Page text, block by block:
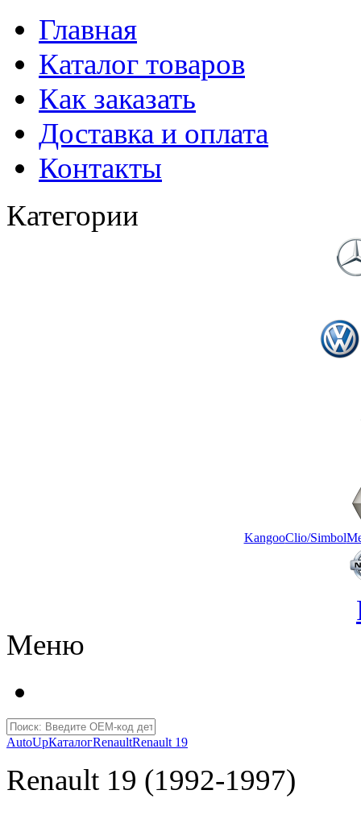
Главная
Каталог товаров
Как заказать
Доставка и оплата
Контакты
Категории
KangooClio/Simbol
Меню
AutoUpКаталогRenaultRenault 19
Renault 19 (1992-1997)